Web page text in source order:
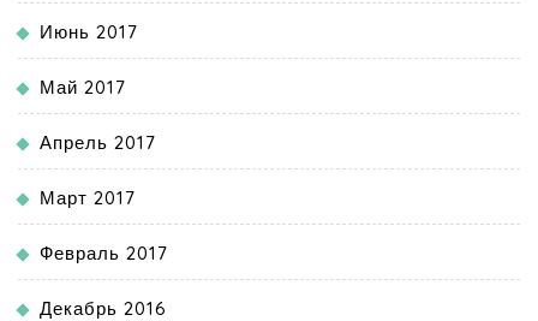
Июнь 2017
Май 2017
Апрель 2017
Март 2017
Февраль 2017
Декабрь 2016